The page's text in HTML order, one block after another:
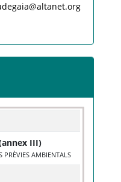
III)
AMBIENTALS